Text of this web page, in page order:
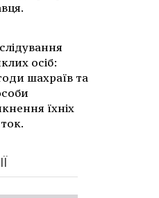
осіб:
шахраїв та
їхніх